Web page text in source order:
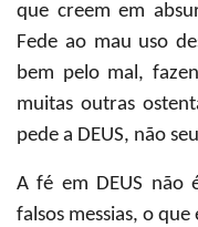
que creem em
Fede ao mau uso
bem pelo mal,
muitas outras
pede a DEUS, não
A fé em DEUS não
falsos messias, o que